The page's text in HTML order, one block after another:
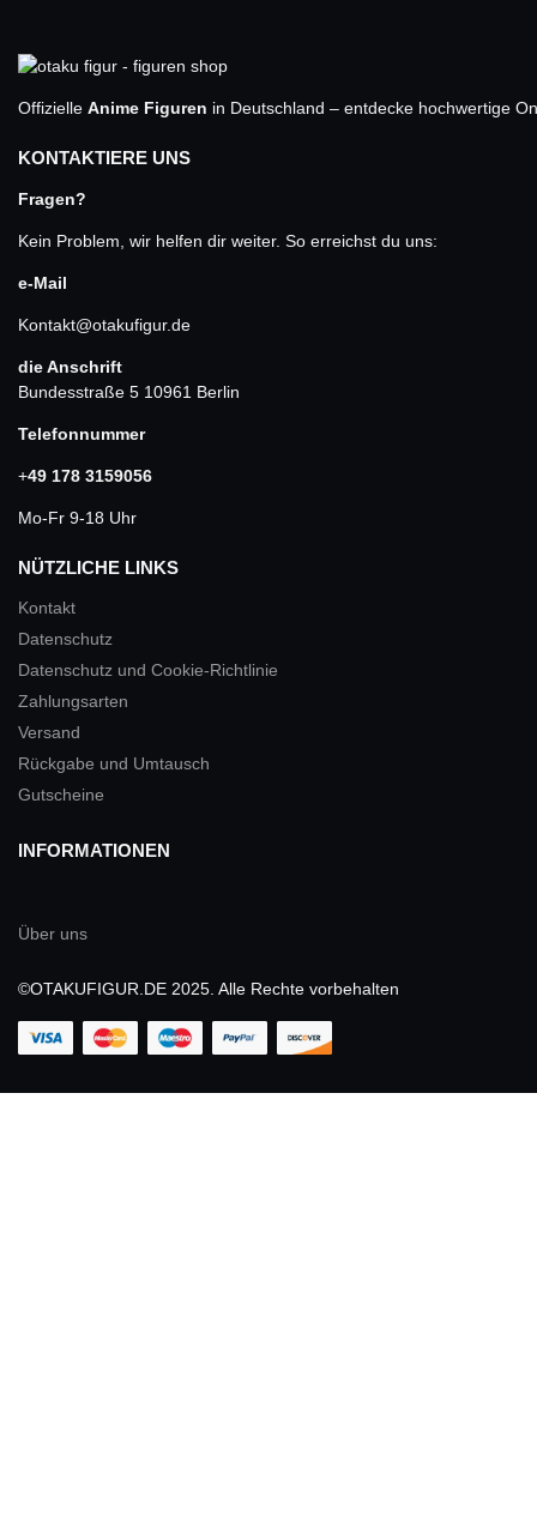
Offizielle Anime Figuren in Deutschland – entdecke hochwertige
KONTAKTIERE UNS
Fragen?
Kein Problem, wir helfen dir weiter. So erreichst du uns:
e-Mail
Kontakt@otakufigur.de
die Anschrift
Bundesstraße 5 10961 Berlin
Telefonnummer
+49 178 3159056
Mo-Fr 9-18 Uhr
NÜTZLICHE LINKS
Kontakt
Datenschutz
Datenschutz und Cookie-Richtlinie
Zahlungsarten
Versand
Rückgabe und Umtausch
Gutscheine
INFORMATIONEN
Über uns
©OTAKUFIGUR.DE 2025. Alle Rechte vorbehalten